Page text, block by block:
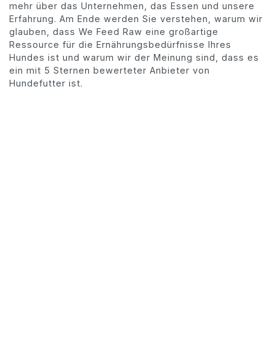
mehr über das Unternehmen, das Essen und unsere
Erfahrung. Am Ende werden Sie verstehen, warum wir
glauben, dass We Feed Raw eine großartige
Ressource für die Ernährungsbedürfnisse Ihres
Hundes ist und warum wir der Meinung sind, dass es
ein mit 5 Sternen bewerteter Anbieter von
Hundefutter ist.